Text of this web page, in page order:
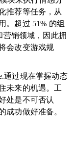
推荐等任务，从
。超过 51% 的组
销领域，因此拥
会改变游戏规
通过现在掌握动态
未来的机遇。工
处是不可否认
成功做好准备。